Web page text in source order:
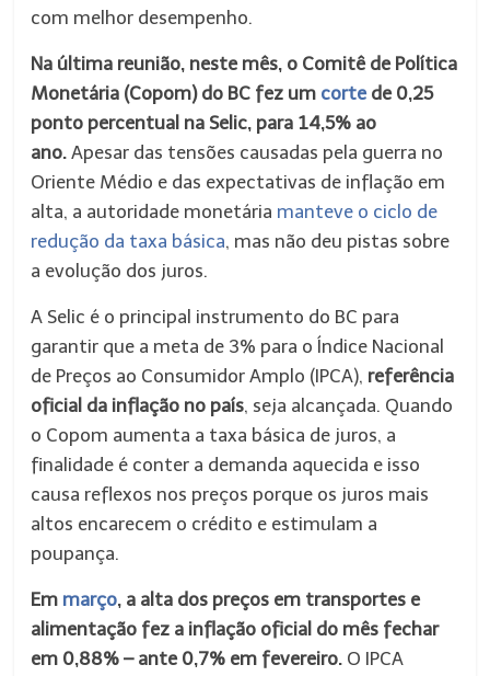
com melhor desempenho.
Na última reunião, neste mês, o Comitê de Política
Monetária (Copom) do BC fez um cortede 0,25
ponto percentual na Selic, para 14,5% ao
ano. Apesar das tensões causadas pela guerra no
Oriente Médio e das expectativas de inflação em
alta, a autoridade monetária manteve o ciclo de
redução da taxa básica, mas não deu pistas sobre
a evolução dos juros.
A Selic é o principal instrumento do BC para
garantir que a meta de 3% para o Índice Nacional
de Preços ao Consumidor Amplo (IPCA), referência
oficial da inflação no país, seja alcançada. Quando
o Copom aumenta a taxa básica de juros, a
finalidade é conter a demanda aquecida e isso
causa reflexos nos preços porque os juros mais
altos encarecem o crédito e estimulam a
poupança.
Em março, a alta dos preços em transportes e
alimentação fez a inflação oficial do mês fechar
em 0,88% – ante 0,7% em fevereiro. O IPCA